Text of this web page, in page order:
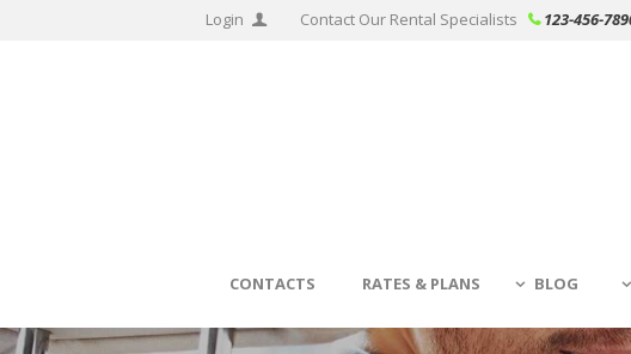
Login Contact Our Rental Specialists 123-456-
BLOG
RATES & PLANS
CONTACTS